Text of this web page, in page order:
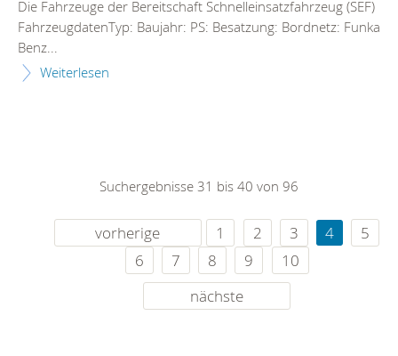
Die Fahrzeuge der Bereitschaft Schnelleinsatzfahrzeug (SEF)
FahrzeugdatenTyp: Baujahr: PS: Besatzung: Bordnetz:
Benz...
Weiterlesen
Suchergebnisse 31 bis 40 von 96
vorherige 1 2 3 4
5
6
7 8 9
10
nächste